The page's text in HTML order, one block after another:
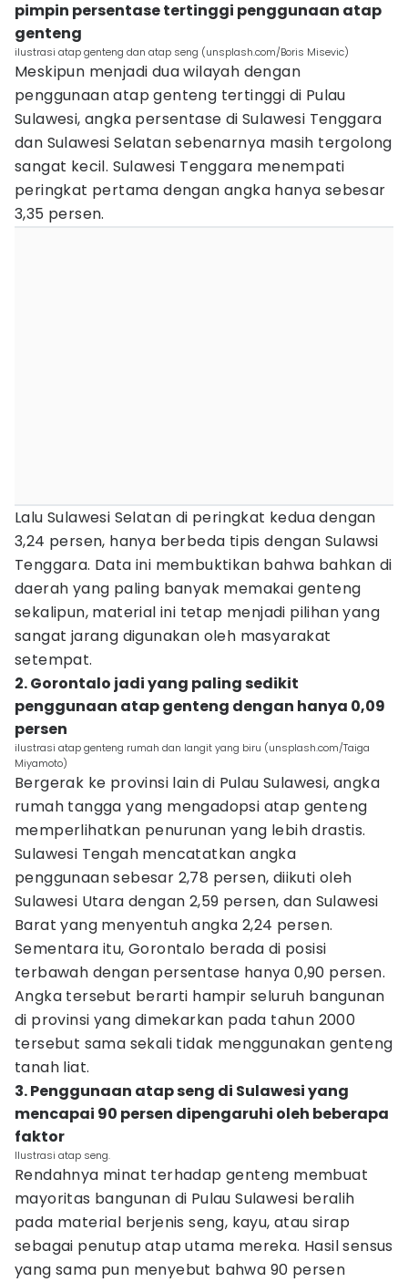
pimpin persentase tertinggi penggunaan atap
genteng
ilustrasi atap genteng dan atap seng (unsplash.com/Boris Misevic)
Meskipun menjadi dua wilayah dengan
penggunaan atap genteng tertinggi di Pulau
Sulawesi, angka persentase di Sulawesi Tenggara
dan Sulawesi Selatan sebenarnya masih tergolong
sangat kecil. Sulawesi Tenggara menempati
peringkat pertama dengan angka hanya sebesar
3,35 persen.
Lalu Sulawesi Selatan di peringkat kedua dengan
3,24 persen, hanya berbeda tipis dengan Sulawsi
Tenggara. Data ini membuktikan bahwa bahkan di
daerah yang paling banyak memakai genteng
sekalipun, material ini tetap menjadi pilihan yang
sangat jarang digunakan oleh masyarakat
setempat.
2. Gorontalo jadi yang paling sedikit
penggunaan atap genteng dengan hanya 0,09
persen
ilustrasi atap genteng rumah dan langit yang biru (unsplash.com/Taiga
Miyamoto)
Bergerak ke provinsi lain di Pulau Sulawesi, angka
rumah tangga yang mengadopsi atap genteng
memperlihatkan penurunan yang lebih drastis.
Sulawesi Tengah mencatatkan angka
penggunaan sebesar 2,78 persen, diikuti oleh
Sulawesi Utara dengan 2,59 persen, dan Sulawesi
Barat yang menyentuh angka 2,24 persen.
Sementara itu, Gorontalo berada di posisi
terbawah dengan persentase hanya 0,90 persen.
Angka tersebut berarti hampir seluruh bangunan
di provinsi yang dimekarkan pada tahun 2000
tersebut sama sekali tidak menggunakan genteng
tanah liat.
3. Penggunaan atap seng di Sulawesi yang
mencapai 90 persen dipengaruhi oleh beberapa
faktor
Ilustrasi atap seng.
Rendahnya minat terhadap genteng membuat
mayoritas bangunan di Pulau Sulawesi beralih
pada material berjenis seng, kayu, atau sirap
sebagai penutup atap utama mereka. Hasil sensus
yang sama pun menyebut bahwa 90 persen